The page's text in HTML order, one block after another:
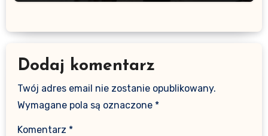
Dodaj komentarz
Twój adres email nie zostanie opublikowany.
Wymagane pola są oznaczone *
Komentarz *